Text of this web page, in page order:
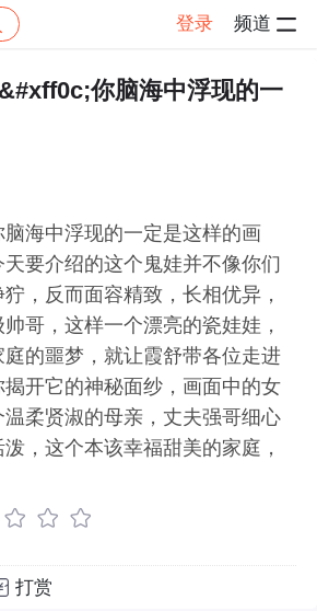
登录 频道
感慨 帖子详情
你脑海中浮现的一
海中浮现的一定是这样的画
要介绍的这个鬼娃并不像你们
，反而面容精致，长相优异，
哥，这样一个漂亮的瓷娃娃，
的噩梦，就让霞舒带各位走进
开它的神秘面纱，画面中的女
温柔贤淑的母亲，丈夫强哥细心
，这个本该幸福甜美的家庭，
打赏